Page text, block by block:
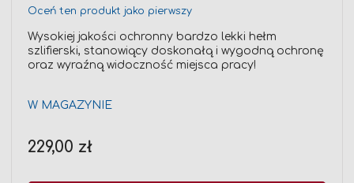
Oceń ten produkt jako pierwszy
Wysokiej jakości ochronny bardzo lekki hełm
szlifierski, stanowiący doskonałą i wygodną ochronę
oraz wyraźną widoczność miejsca pracy!
W MAGAZYNIE
229,00 zł